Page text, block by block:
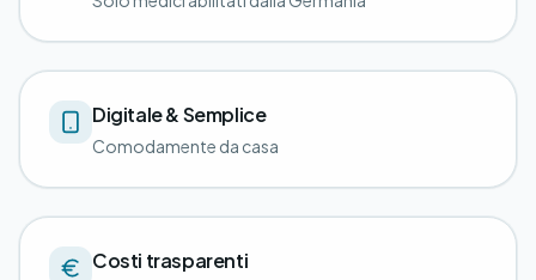
Digitale & Semplice
Comodamente da casa
Costi trasparenti